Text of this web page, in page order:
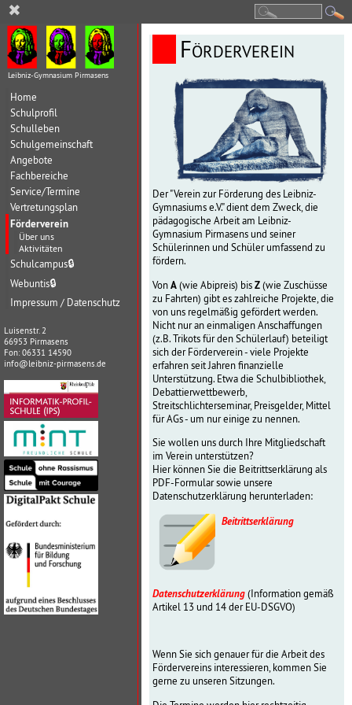
Leibniz-Gymnasium Pirmasens
Home
Schulprofil
Schulleben
Schulgemeinschaft
Angebote
Fachbereiche
Service/Termine
Vertretungsplan
Förderverein
Über uns
Aktivitäten
Schulcampus🔒
Webuntis🔒
Impressum / Datenschutz
Luisenstr. 2
66953 Pirmasens
Fon: 06331 14590
info@leibniz-pirmasens.de
Förderverein
Der "Verein zur Förderung des Leibniz-
Gymnasiums e.V." dient dem Zweck, die
pädagogische Arbeit am Leibniz-
Gymnasium Pirmasens und seiner
Schülerinnen und Schüler umfassend zu
fördern.
VonA(wie Abipreis) bisZ(wie Zuschüsse
zu Fahrten) gibt es zahlreiche Projekte, die
von uns regelmäßig gefördert werden.
Nicht nur an einmaligen Anschaffungen
(z.B. Trikots für den Schülerlauf) beteiligt
sich der Förderverein - viele Projekte
erfahren seit Jahren finanzielle
Unterstützung. Etwa die Schulbibliothek,
Debattierwettbewerb,
Streitschlichterseminar, Preisgelder, Mittel
für AGs - um nur einige zu nennen.
Sie wollen uns durch Ihre Mitgliedschaft
im Verein unterstützen?
Hier können Sie die Beitrittserklärung als
PDF-Formular sowie unsere
Datenschutzerklärung herunterladen:
Beitrittserklärung
Datenschutzerklärung(Information gemäß
Artikel 13 und 14 der EU-DSGVO)
Wenn Sie sich genauer für die Arbeit des
Fördervereins interessieren, kommen Sie
gerne zu unseren Sitzungen.
✖